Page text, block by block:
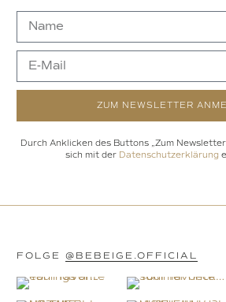
ZUM NEWSLETTER
Durch Anklicken des Buttons „Zum
sich mit der Datenschutzerklärung
FOLGE @BEBEIGE.OFFICIAL